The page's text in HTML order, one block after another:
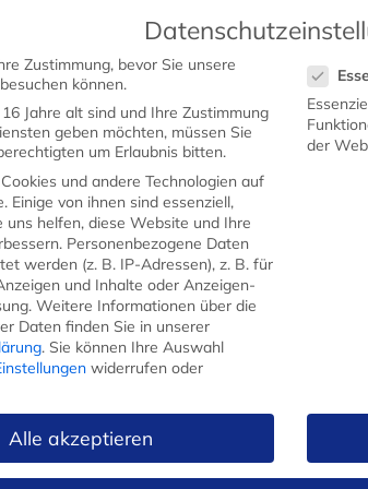
Zustimmung, bevor Sie unsere
können.
Jahre alt sind und Ihre Zustimmung
geben möchten, müssen Sie
um Erlaubnis bitten.
und andere Technologien auf
Einige von ihnen sind essenziell,
uns helfen, diese Website und Ihre
Personenbezogene Daten
werden (z. B. IP-Adressen), z. B. für
und Inhalte oder Anzeigen-
Weitere Informationen über die
Daten finden Sie in unserer
. Sie können Ihre Auswahl
widerrufen oder
der
Alle akzeptieren